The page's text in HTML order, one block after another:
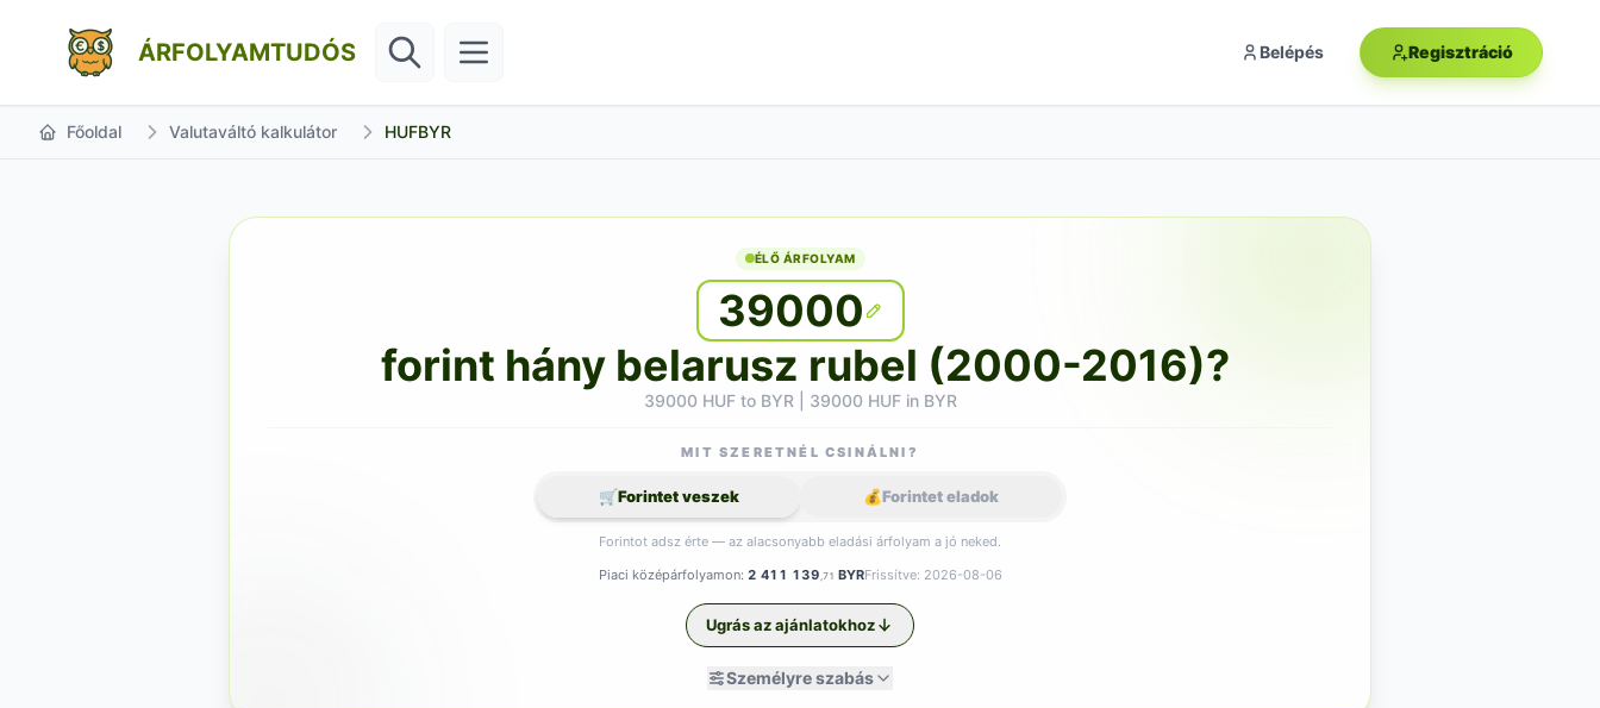
ÁRFOLYAMTUDÓS Belépés Regisztráció
Főoldal Valutaváltó kalkulátor HUFBYR
ÉLŐ ÁRFOLYAM
39000
forint hány belarusz rubel (2000-2016)?
39000 HUF to BYR | 39000 HUF in BYR
Piaci középárfolyamon: 2 411 139 ,71 BYRFrissítve: 2026-08-06
Személyre szabás
MIT SZERETNÉL CSINÁLNI?
🛒Forintet veszek 💰Forintet eladok
Forintot adsz érte — az alacsonyabb eladási árfolyam a jó neked.
Ugrás az ajánlatokhoz